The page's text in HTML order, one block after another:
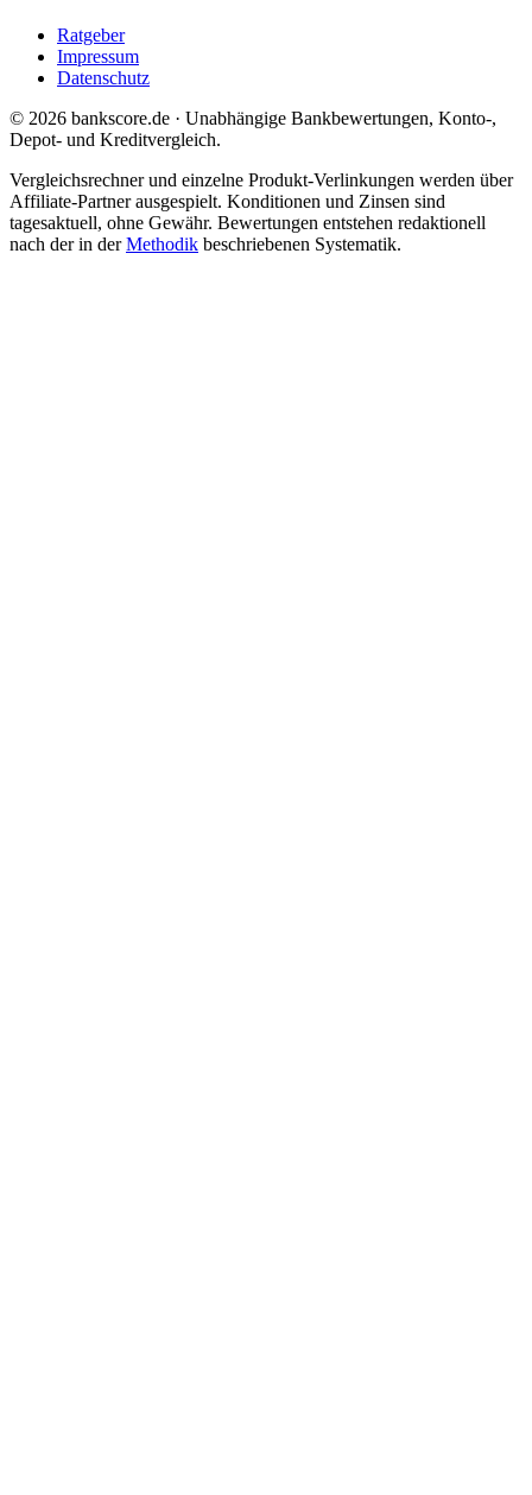
Ratgeber
Impressum
Datenschutz
© 2026 bankscore.de · Unabhängige Bankbewertungen, Konto-,
Depot- und Kreditvergleich.
Vergleichsrechner und einzelne Produkt-Verlinkungen werden über
Affiliate-Partner ausgespielt. Konditionen und Zinsen sind
tagesaktuell, ohne Gewähr. Bewertungen entstehen redaktionell
nach der in derMethodik beschriebenen Systematik.